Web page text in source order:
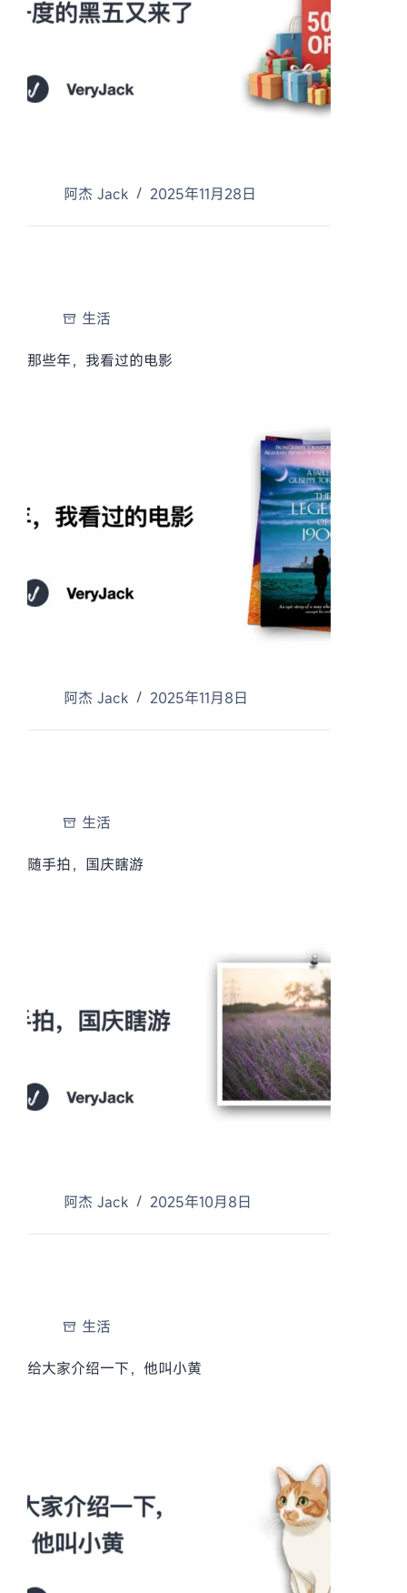
阿杰 Jack 2025年11月28日
生活
那些年，我看过的电影
阿杰 Jack 2025年11月8日
生活
随手拍，国庆瞎游
阿杰 Jack 2025年10月8日
生活
给大家介绍一下，他叫小黄